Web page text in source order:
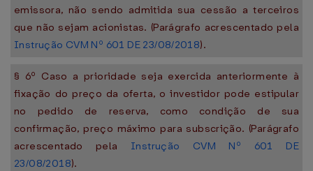
emissora, não sendo admitida sua cessão a terceiros
que não sejam acionistas. (Parágrafo acrescentado pela
Instrução CVM Nº 601 DE 23/08/2018).
§ 6º Caso a prioridade seja exercida anteriormente à
fixação do preço da oferta, o investidor pode estipular
no pedido de reserva, como condição de sua
confirmação, preço máximo para subscrição. (Parágrafo
acrescentado pela Instrução CVM Nº 601 DE
23/08/2018).